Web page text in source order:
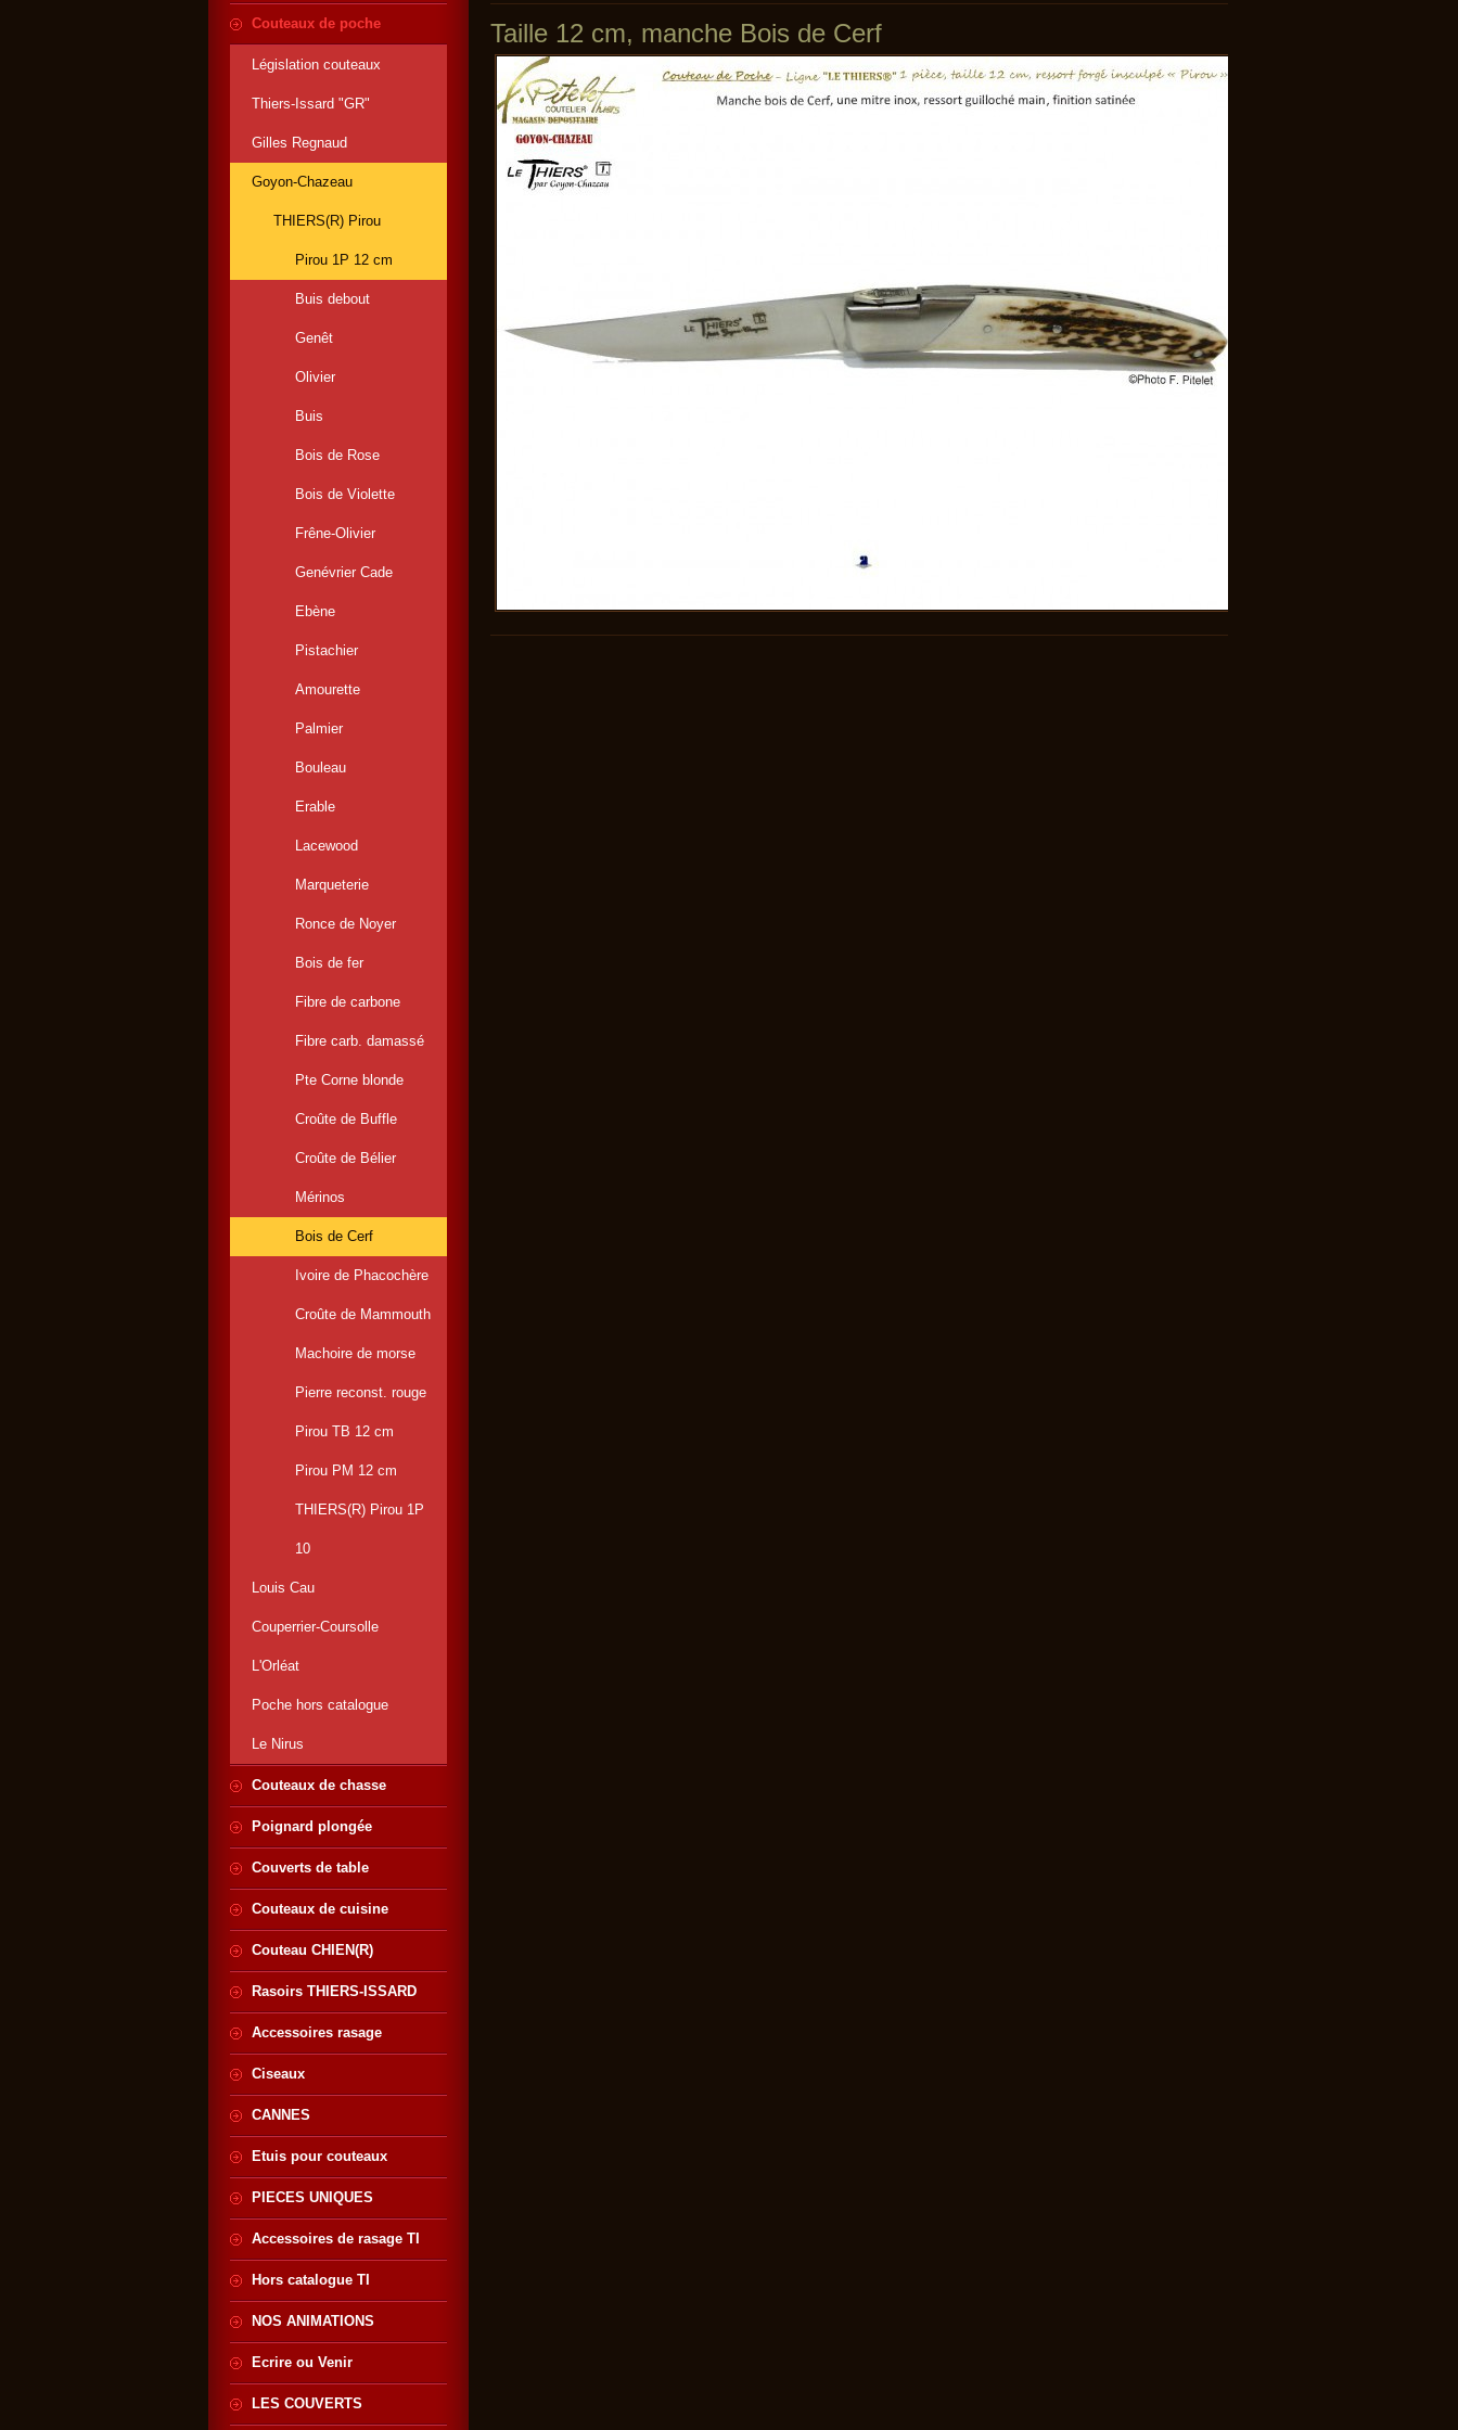
Taille 12 cm, manche Bois de Cerf
Couteaux de poche
Législation couteaux
Thiers-Issard "GR"
Gilles Regnaud
Goyon-Chazeau
THIERS(R) Pirou
Pirou 1P 12 cm
Buis debout
Genêt
Olivier
Buis
Bois de Rose
Bois de Violette
Frêne-Olivier
Genévrier Cade
Ebène
Pistachier
Amourette
Palmier
Bouleau
Erable
Lacewood
Marqueterie
Ronce de Noyer
Bois de fer
Fibre de carbone
Fibre carb. damassé
Pte Corne blonde
Croûte de Buffle
Croûte de Bélier
Mérinos
Bois de Cerf
Ivoire de Phacochère
Croûte de Mammouth
Machoire de morse
Pierre reconst. rouge
Pirou TB 12 cm
Pirou PM 12 cm
THIERS(R) Pirou 1P
10
Louis Cau
Couperrier-Coursolle
L'Orléat
Poche hors catalogue
Le Nirus
Couteaux de chasse
Poignard plongée
Couverts de table
Couteaux de cuisine
Couteau CHIEN(R)
Rasoirs THIERS-ISSARD
Accessoires rasage
Ciseaux
CANNES
Etuis pour couteaux
PIECES UNIQUES
Accessoires de rasage TI
Hors catalogue TI
NOS ANIMATIONS
Ecrire ou Venir
LES COUVERTS